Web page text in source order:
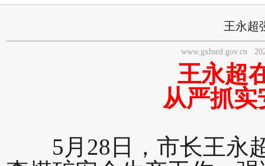
王永超
www.gxbsrd.gov.cn
王永超
从严抓
5月28日，市长王永超